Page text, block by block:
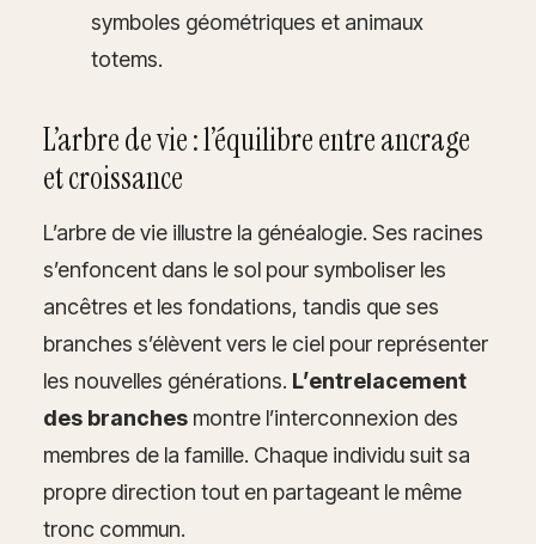
symboles géométriques et animaux
totems.
L’arbre de vie : l’équilibre entre ancrage
et croissance
L’arbre de vie illustre la généalogie. Ses racines
s’enfoncent dans le sol pour symboliser les
ancêtres et les fondations, tandis que ses
branches s’élèvent vers le ciel pour représenter
les nouvelles générations. L’entrelacement
des branches montre l’interconnexion des
membres de la famille. Chaque individu suit sa
propre direction tout en partageant le même
tronc commun.